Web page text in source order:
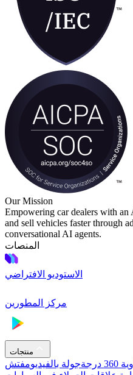
Our Mission
Empowering car dealers with
and sell vehicles faster through
conversational AI agents.
المنصات
الاستوديو الافتراضي
مركز المطورين
منتجات
جولة بالفيديومفتش